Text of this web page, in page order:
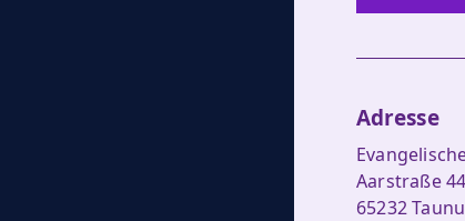
Adresse
Aarstraße 44
65232